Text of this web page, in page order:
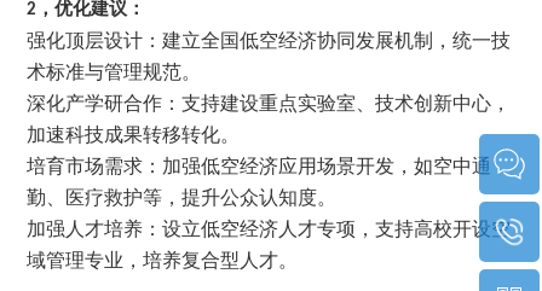
2，优化建议：
强化顶层设计：建立全国低空经济协同发展机制，统一技
术标准与管理规范。
深化产学研合作：支持建设重点实验室、技术创新中心，
加速科技成果转移转化。
培育市场需求：加强低空经济应用场景开发，如空中通
勤、医疗救护等，提升公众认知度。
加强人才培养：设立低空经济人才专项，支持高校开设空
域管理专业，培养复合型人才。